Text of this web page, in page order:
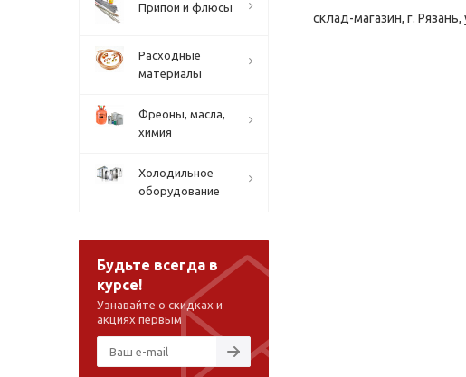
склад-магазин, г. Рязань,
Припои и флюсы
Расходные
материалы
Фреоны, масла,
химия
Холодильное
оборудование
Будьте всегда в
курсе!
Узнавайте о скидках и
акциях первым